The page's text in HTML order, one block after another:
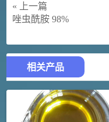
« 上一篇
唑虫酰胺 98%
相关产品